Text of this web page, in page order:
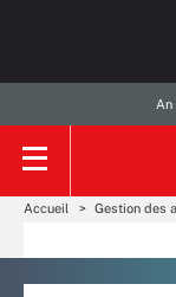
An
Accueil Gestion des